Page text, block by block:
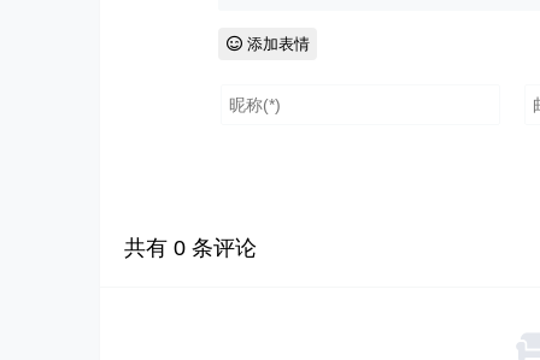
添加表情
共有 0 条评论